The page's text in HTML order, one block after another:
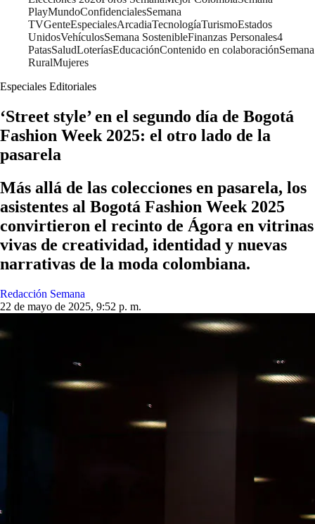
PlayMundoConfidencialesSemana
TVGenteEspecialesArcadiaTecnologíaTurismoEstados
UnidosVehículosSemana SostenibleFinanzas Personales4
PatasSaludLoteríasEducaciónContenido en colaboraciónSemana
RuralMujeres
Especiales Editoriales
‘Street style’ en el segundo día de Bogotá
Fashion Week 2025: el otro lado de la
pasarela
Más allá de las colecciones en pasarela, los
asistentes al Bogotá Fashion Week 2025
convirtieron el recinto de Ágora en vitrinas
vivas de creatividad, identidad y nuevas
narrativas de la moda colombiana.
Redacción Semana
22 de mayo de 2025, 9:52 p. m.